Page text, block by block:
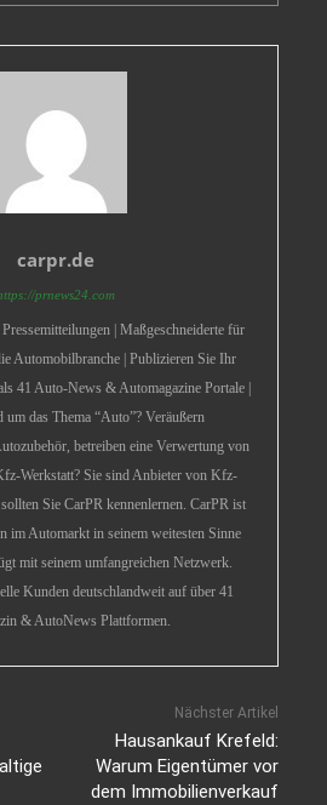
carpr.de
prnews24.com
| Maßgeschneiderte für
Automobilbranche | Publizieren Sie Ihr
41 Auto-News & Automagazine Portale |
um das Thema “Auto”? Veräußern
betreiben eine Verwertung von
Werkstatt? Sie sind Anbieter von Kfz-
Sie CarPR kennenlernen. CarPR ist
im Automarkt in seinem weitesten Sinne
mit seinem umfangreichen Netzwerk.
Kunden deutschlandweit auf über 41
& AutoNews Plattformen.
Nächster Artikel
Hausankauf Krefeld:
Warum Eigentümer vor
dem Immobilienverkauf